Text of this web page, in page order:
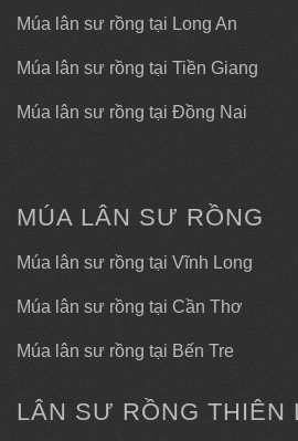
Múa lân sư rồng tại Long An
Múa lân sư rồng tại Tiền Giang
Múa lân sư rồng tại Đồng Nai
MÚA LÂN SƯ RỒNG
Múa lân sư rồng tại Vĩnh Long
Múa lân sư rồng tại Cần Thơ
Múa lân sư rồng tại Bến Tre
LÂN SƯ RỒNG THIÊN